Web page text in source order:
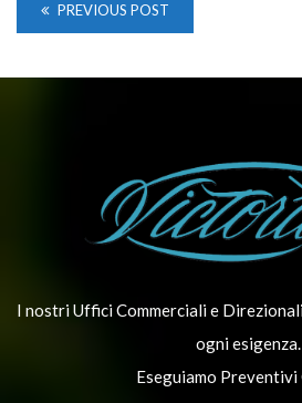
PREVIOUS POST
I nostri Uffici Commerciali e
ogni esigenza.
Eseguiamo